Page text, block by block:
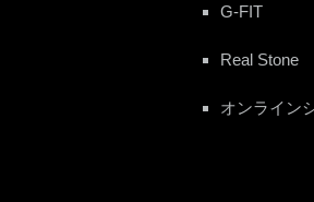
G-FIT
Real Stone
オンライン